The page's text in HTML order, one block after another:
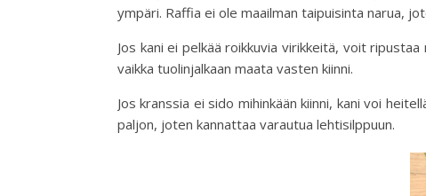
ympäri. Raffia ei ole maailman taipuisinta narua,
Jos kani ei pelkää roikkuvia virikkeitä, voit
vaikka tuolinjalkaan maata vasten kiinni.
Jos kranssia ei sido mihinkään kiinni, kani voi
paljon, joten kannattaa varautua lehtisilppuun.